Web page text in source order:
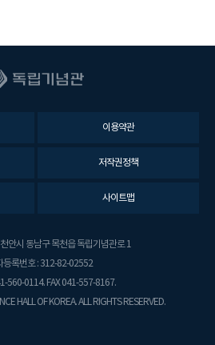
이용약관
저작권정책
사이트맵
안시 동남구 목천읍 독립기념관로 1
등록번호 : 312-82-02552
560-0114. FAX 041-557-8167.
HALL OF KOREA. ALL RIGHTS RESERVED.